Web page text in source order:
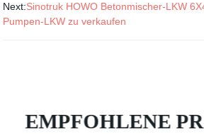
Next:Sinotruk HOWO Betonmischer-LKW
Pumpen-LKW zu verkaufen
EMPFOHLENE